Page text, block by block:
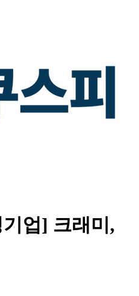
업] 크래미,